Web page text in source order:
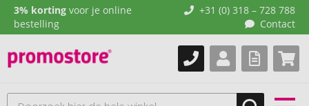
3% korting voor je online
bestelling
+31 (0) 318 – 728 788
Contact